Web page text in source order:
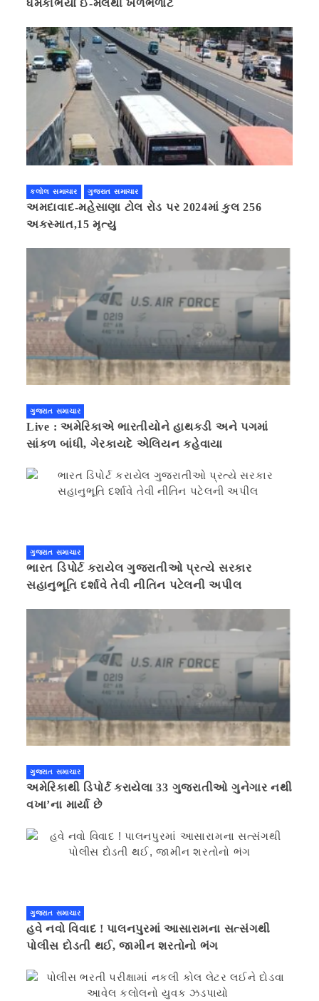
ધમકીભર્યા ઈ-મેલથી ખળભળાટ
કલોલ સમાચાર ગુજરાત સમાચાર
અમદાવાદ-મહેસાણા ટોલ રોડ પર 2024માં કુલ 256
અકસ્માત,15 મૃત્યુ
ગુજરાત સમાચાર
Live : અમેરિકાએ ભારતીયોને હાથકડી અને પગમાં
સાંકળ બાંધી, ગેરકાયદે એલિયન કહેવાયા
ગુજરાત સમાચાર
ભારત ડિપોર્ટ કરાયેલ ગુજરાતીઓ પ્રત્યે સરકાર
સહાનુભૂતિ દર્શાવે તેવી નીતિન પટેલની અપીલ
ગુજરાત સમાચાર
અમેરિકાથી ડિપોર્ટ કરાયેલા 33 ગુજરાતીઓ ગુનેગાર નથી
વખા’ના માર્યા છે
ગુજરાત સમાચાર
હવે નવો વિવાદ ! પાલનપુરમાં આસારામના સત્સંગથી
પોલીસ દોડતી થઈ, જામીન શરતોનો ભંગ